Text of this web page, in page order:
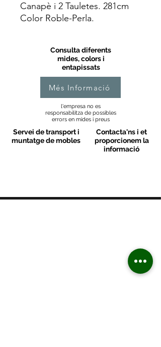
Canapè i 2 Tauletes. 281cm
Color Roble-Perla.
Consulta diferents
mides, colors i
entapissats
Més Informació
l'empresa no es
responsabilitza de possibles
errors en mides i preus
Servei de transport i
muntatge de mobles
Contacta'ns i et
proporcionem la
informació